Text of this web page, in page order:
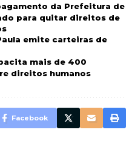
da Prefeitura de
para quitar direitos de
emite carteiras de
mais de 400
direitos humanos
Facebook